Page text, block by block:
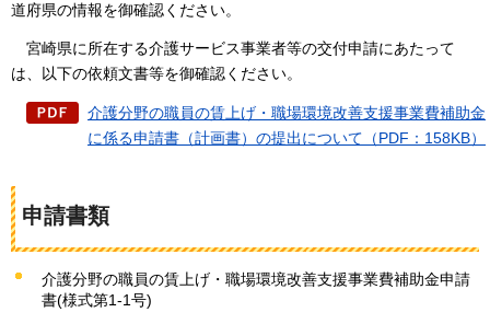
道府県の情報を御確認ください。
宮崎県に所在する介護サービス事業者等の交付申請にあたって
は、以下の依頼文書等を御確認ください。
介護分野の職員の賃上げ・職場環境改善支援事業費補助金
に係る申請書（計画書）の提出について（PDF：158KB）
申請書類
介護分野の職員の賃上げ・職場環境改善支援事業費補助金申請
書(様式第1-1号)